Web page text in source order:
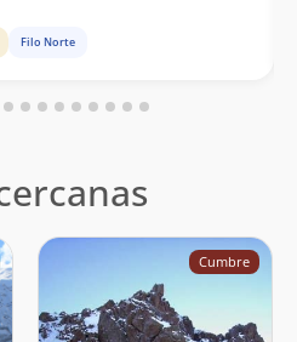
Filo Norte
Cumbre